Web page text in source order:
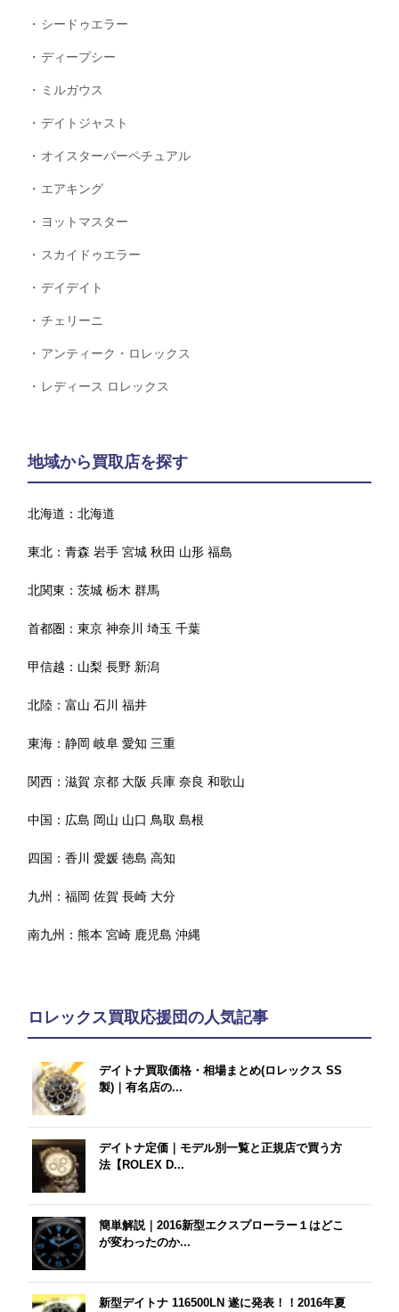
シードゥエラー
ディープシー
ミルガウス
デイトジャスト
オイスターパーペチュアル
エアキング
ヨットマスター
スカイドゥエラー
デイデイト
チェリーニ
アンティーク・ロレックス
レディース ロレックス
地域から買取店を探す
北海道：北海道
東北：青森 岩手 宮城 秋田 山形 福島
北関東：茨城 栃木 群馬
首都圏：東京 神奈川 埼玉 千葉
甲信越： 山梨 長野 新潟
北陸：富山 石川 福井
東海：静岡 岐阜 愛知 三重
関西：滋賀 京都 大阪 兵庫 奈良 和歌山
中国： 広島 岡山 山口 鳥取 島根
四国：香川 愛媛 徳島 高知
九州：福岡 佐賀 長崎 大分
南九州：熊本 宮崎 鹿児島 沖縄
ロレックス買取応援団の人気記事
デイトナ買取価格・相場まとめ(ロレックス SS
製)｜有名店の...
デイトナ定価｜モデル別一覧と正規店で買う方
法【ROLEX D...
簡単解説｜2016新型エクスプローラー１はどこ
が変わったのか...
新型デイトナ 116500LN 遂に発表！！2016年夏